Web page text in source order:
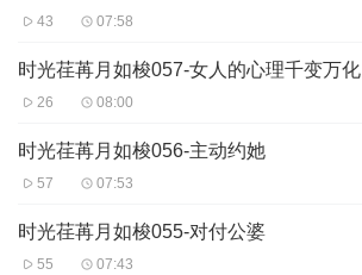
43 07:58
时光荏苒月如梭057-女人的心理千变万化
26 08:00
时光荏苒月如梭056-主动约她
57 07:53
时光荏苒月如梭055-对付公婆
55 07:43